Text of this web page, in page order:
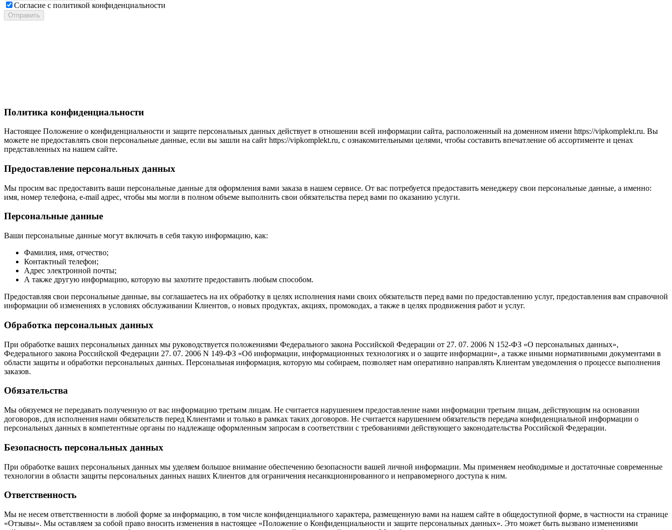
Cогласие с политикой конфиденциальности
Отправить
Политика конфиденциальности
Настоящее Положение о конфиденциальности и защите персональных данных действует в отношении всей информации сайта, расположенный на доменном имени https://vipkomplekt.ru. Вы
можете не предоставлять свои персональные данные, если вы зашли на сайт https://vipkomplekt.ru, с ознакомительными целями, чтобы составить впечатление об ассортименте и ценах
представленных на нашем сайте.
Предоставление персональных данных
Мы просим вас предоставить ваши персональные данные для оформления вами заказа в нашем сервисе. От вас потребуется предоставить менеджеру свои персональные данные, а именно:
имя, номер телефона, e-mail адрес, чтобы мы могли в полном объеме выполнить свои обязательства перед вами по оказанию услуги.
Персональные данные
Ваши персональные данные могут включать в себя такую информацию, как:
Фамилия, имя, отчество;
Контактный телефон;
Адрес электронной почты;
А также другую информацию, которую вы захотите предоставить любым способом.
Предоставляя свои персональные данные, вы соглашаетесь на их обработку в целях исполнения нами своих обязательств перед вами по предоставлению услуг, предоставления вам справочной
информации об изменениях в условиях обслуживании Клиентов, о новых продуктах, акциях, промокодах, а также в целях продвижения работ и услуг.
Обработка персональных данных
При обработке ваших персональных данных мы руководствуется положениями Федерального закона Российской Федерации от 27. 07. 2006 N 152-ФЗ «О персональных данных»,
Федерального закона Российской Федерации 27. 07. 2006 N 149-ФЗ «Об информации, информационных технологиях и о защите информации», а также иными нормативными документами в
области защиты и обработки персональных данных. Персональная информация, которую мы собираем, позволяет нам оперативно направлять Клиентам уведомления о процессе выполнения
заказов.
Обязательства
Мы обязуемся не передавать полученную от вас информацию третьим лицам. Не считается нарушением предоставление нами информации третьим лицам, действующим на основании
договоров, для исполнения нами обязательств перед Клиентами и только в рамках таких договоров. Не считается нарушением обязательств передача конфиденциальной информации о
персональных данных в компетентные органы по надлежаще оформленным запросам в соответствии с требованиями действующего законодательства Российской Федерации.
Безопасность персональных данных
При обработке ваших персональных данных мы уделяем большое внимание обеспечению безопасности вашей личной информации. Мы применяем необходимые и достаточные современные
технологии в области защиты персональных данных наших Клиентов для ограничения несанкционированного и неправомерного доступа к ним.
Ответственность
Мы не несем ответственности в любой форме за информацию, в том числе конфиденциального характера, размещенную вами на нашем сайте в общедоступной форме, в частности на странице
«Отзывы». Мы оставляем за собой право вносить изменения в настоящее «Положение о Конфиденциальности и защите персональных данных». Это может быть вызвано изменениями